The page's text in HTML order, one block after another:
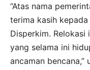
“Atas nama
terima kasih
Disperkim.
yang selama ini
ancaman bencana,”